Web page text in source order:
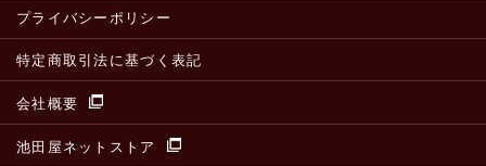
プライバシーポリシー
特定商取引法に基づく表記
会社概要
池田屋ネットストア